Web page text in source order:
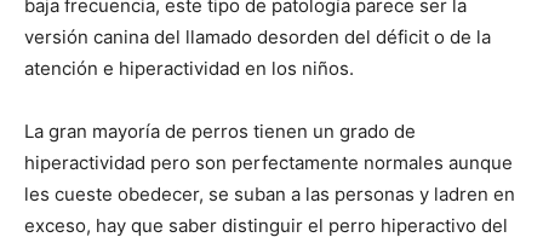
baja frecuencia, este tipo de patología parece ser la
versión canina del llamado desorden del déficit o de la
atención e hiperactividad en los niños.
La gran mayoría de perros tienen un grado de
hiperactividad pero son perfectamente normales aunque
les cueste obedecer, se suban a las personas y ladren en
exceso, hay que saber distinguir el perro hiperactivo del